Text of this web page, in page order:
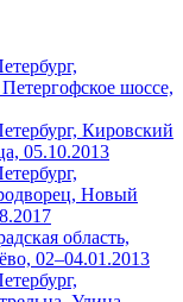
шоссе,
Кировский
05.10.2013
Новый
область,
02–04.01.2013